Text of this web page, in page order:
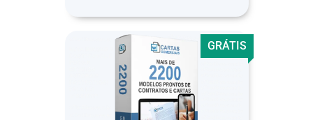
GRÁTIS